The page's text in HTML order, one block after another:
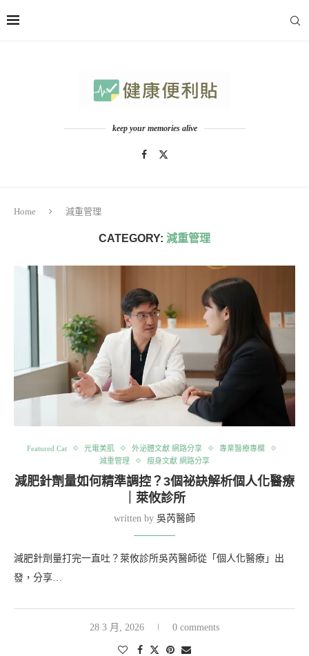
keep your memories alive
Home 減重管理
CATEGORY: 減重管理
Featured Cat 光電美肌 外泌體文獻 網路分享
專業醫療專欄
減重管理
瘦身文獻 網路分享
減肥針劑量如何精準調控？3個祕訣解析個人化醫療
｜萊攸診所
written by 吳芮醫師
減肥針劑量打完一直吐？萊攸診所吳芮醫師從「個人化醫療」出
發，分享…
28 3 月, 2026 0 comments